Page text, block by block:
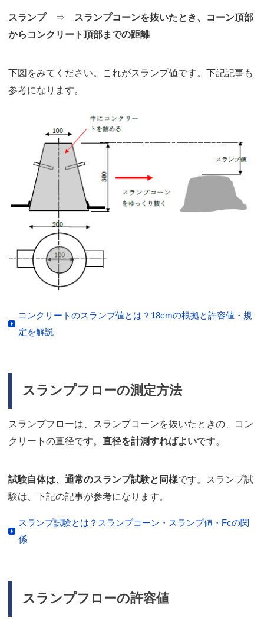
スランプ⇒
スランプコーンを抜いたとき、コーン頂部
からコンクリート頂部までの距離
下図をみてください。これがスランプ値です。下記記事も
参考になります。
コンクリートのスランプ値とは？18cmの根拠と許容値・規
定を解説
スランプフローの測定方法
スランプフローは、スランプコーンを抜いたときの、コン
クリートの直径です。 直径を計測すればよいです。
試験自体は、通常のスランプ試験と同様です。スランプ試
験は、下記の記事が参考になります。
スランプ試験とは？スランプコーン・スランプ値・Fcの関
係
スランプフローの許容値